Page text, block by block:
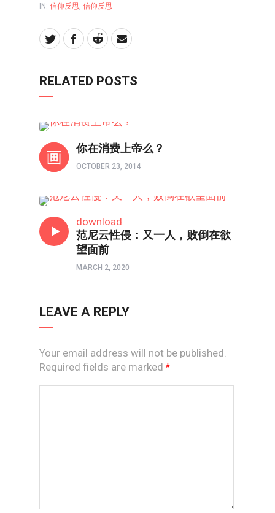
IN: 信仰反思, 信仰反思
RELATED POSTS
你在消费上帝么？
OCTOBER 23, 2014
download
范尼云性侵：又一人，败倒在欲
望面前
MARCH 2, 2020
LEAVE A REPLY
Your email address will not be published.
Required fields are marked *